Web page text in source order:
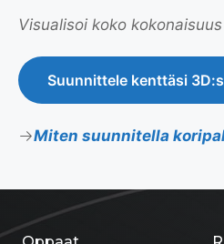
Visualisoi koko
Suunnittele kenttäsi
Miten suunnitella